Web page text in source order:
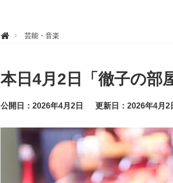
グ
ュ
ー
ス
芸能・音楽
本日4月2日「徹子の部
公開日：2026年4月2日 更新日：2026年4月2